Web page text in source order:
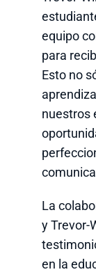
equipo
para
Esto no
nuestros
La
y Trevor-
en la